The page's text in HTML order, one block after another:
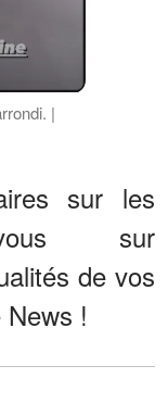
|
sur les
vous sur
de vos
!